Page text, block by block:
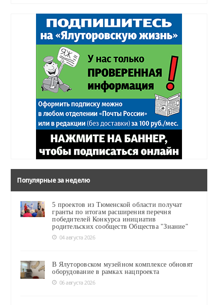
Популярные за неделю
5 проектов из Тюменской области получат
гранты по итогам расширения перечня
победителей Конкурса инициатив
родительских сообществ Общества "Знание"
04 августа 2026
В Ялуторовском музейном комплексе обновят
оборудование в рамках нацпроекта
06 августа 2026